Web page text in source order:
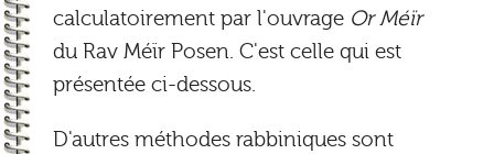
calculatoirement par l'ouvrage Or Méïr
du Rav Méïr Posen. C'est celle qui est
présentée ci-dessous.
D'autres méthodes rabbiniques sont